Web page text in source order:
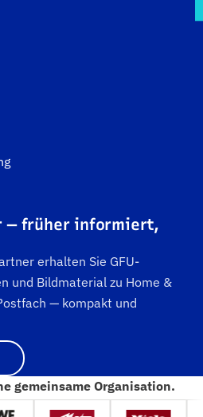
— früher informiert,
erhalten Sie GFU-
und Bildmaterial zu Home &
— kompakt und
gemeinsame Organisation.